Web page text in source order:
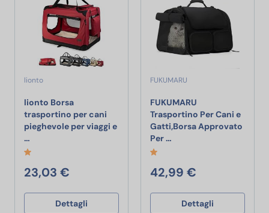
lionto
lionto Borsa
trasportino per cani
pieghevole per viaggi e
… lionto Borsa trasportino per cani pieghevole per viaggi e
23,03 €
Dettagli
FUKUMARU
FUKUMARU
Trasportino Per Cani e
Gatti,Borsa Approvato
Per …
42,99 €
Dettagli